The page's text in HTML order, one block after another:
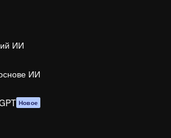
ИИ
ИИ
Новое